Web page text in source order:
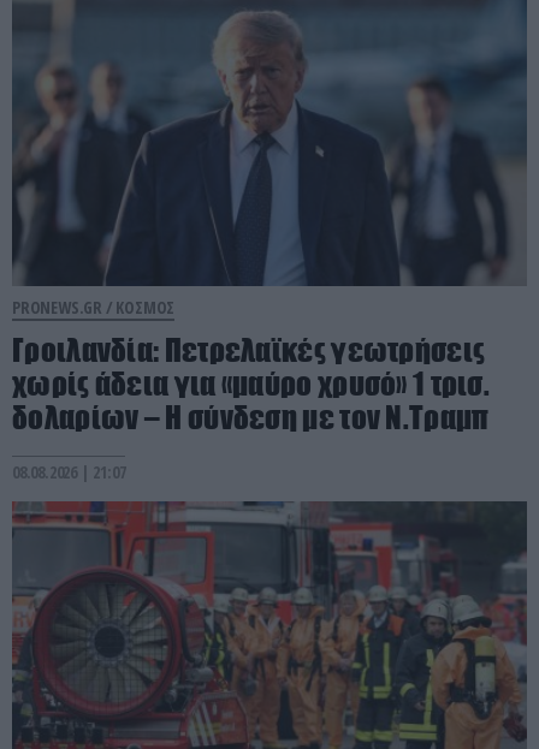
PRONEWS.GR / ΚΟΣΜΟΣ
Γροιλανδία: Πετρελαϊκές γεωτρήσεις
χωρίς άδεια για «μαύρο χρυσό» 1 τρισ.
δολαρίων – Η σύνδεση με τον Ν.Τραμπ
08.08.2026 | 21:07